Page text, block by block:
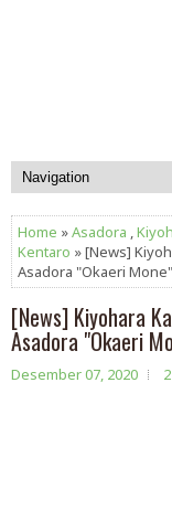
Home »Asadora ,
Kentaro » [News]
Asadora "Okaeri Mone"
[News] Kiyohara
Asadora "Okaeri
Desember 07, 2020